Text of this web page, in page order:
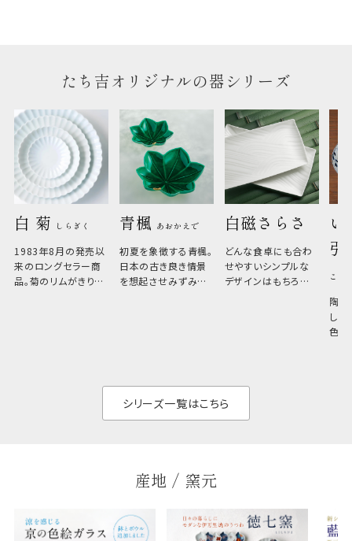
たち吉オリジナルの器シリーズ
白 菊 しらぎく
1983年8月の発売以
来のロングセラー商
品。菊のリムがきりっ
青楓 あおかえで
初夏を象徴する青楓。
日本の古き良き情景
を想起させみずみず
白磁さらさ
どんな食卓にも合わ
せやすいシンプルな
デザインはもちろん、
い
こひ
陶器
しい
色の
シリーズ一覧はこちら
産地 / 窯元